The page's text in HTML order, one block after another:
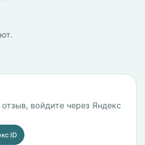
войдите через Яндекс
ID